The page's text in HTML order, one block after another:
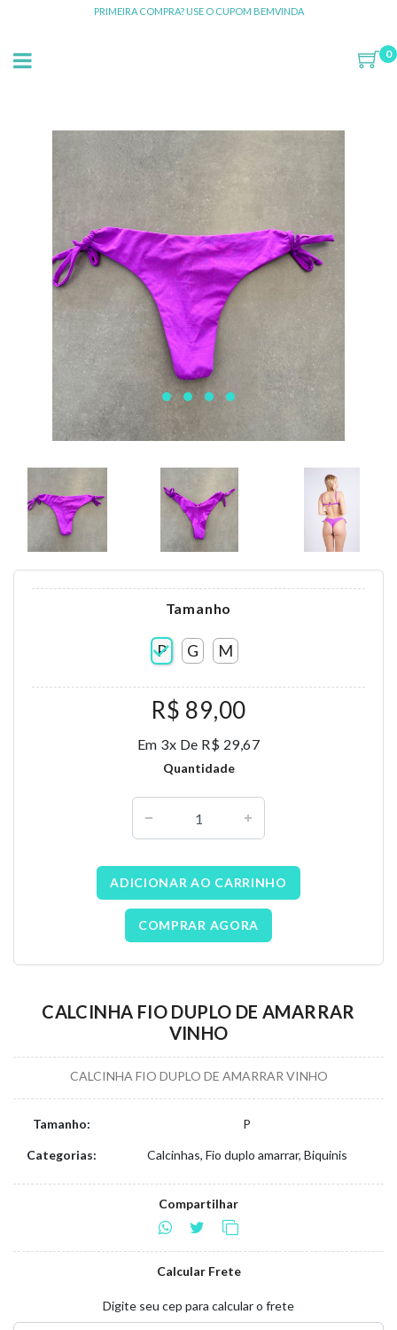
PRIMEIRA COMPRA? USE O CUPOM BEMVINDA
0
Tamanho
P G M
R$ 89,00
Em 3x De R$ 29,67
Quantidade
ADICIONAR AO CARRINHO
COMPRAR AGORA
CALCINHA FIO DUPLO DE AMARRAR
VINHO
CALCINHA FIO DUPLO DE AMARRAR VINHO
Tamanho: P
Categorias: Calcinhas, Fio duplo amarrar, Biquinis
Compartilhar
Calcular Frete
Digite seu cep para calcular o frete